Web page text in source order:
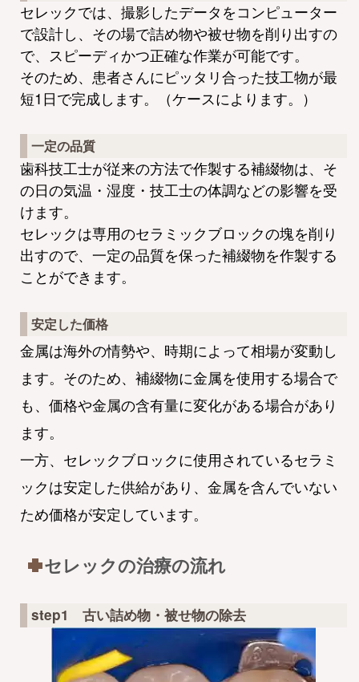
セレックでは、撮影したデータをコンピューター
で設計し、その場で詰め物や被せ物を削り出すの
で、スピーディかつ正確な作業が可能です。
そのため、患者さんにピッタリ合った技工物が最
短1日で完成します。（ケースによります。）
一定の品質
歯科技工士が従来の方法で作製する補綴物は、そ
の日の気温・湿度・技工士の体調などの影響を受
けます。
セレックは専用のセラミックブロックの塊を削り
出すので、一定の品質を保った補綴物を作製する
ことができます。
安定した価格
金属は海外の情勢や、時期によって相場が変動し
ます。そのため、補綴物に金属を使用する場合で
も、価格や金属の含有量に変化がある場合があり
ます。
一方、セレックブロックに使用されているセラミ
ックは安定した供給があり、金属を含んでいない
ため価格が安定しています。
セレックの治療の流れ
step1 古い詰め物・被せ物の除去